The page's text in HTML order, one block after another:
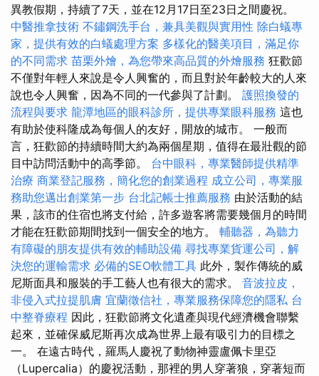
異教假期，持續了7天，並在12月17日至23日之間慶祝。
中醫推拿技術 不鏽鋼洗手台，兼具美觀與實用性 除白蟻專
家，提供有效的白蟻處理方案 多樣化的醫美項目，滿足你
的不同需求 苗栗外燴，為您帶來高品質的外燴服務 狂歡節
不僅對年輕人來說是令人興奮的，而且對於年齡較大的人來
說也令人興奮，因為不同的一代參與了計劃。 護照換發的
流程與要求 龍潭地區的眼科診所，提供專業眼科服務 這也
有助於使科隆成為每個人的友好，開放的城市。 一般而
言，狂歡節的持續時間大約為兩個星期，值得在最壯觀的節
目中訪問活動中的高季節。 台中眼科，專業醫師提供精準
治療 商業登記服務，簡化您的創業過程 成立公司，專業服
務助您邁出創業第一步 台北記帳士推薦服務 由於活動的結
果，該市的住宿也將支付給，許多遊客將需要幾個月的時間
才能在狂歡節期間找到一個安全的地方。 輔聽器，為聽力
有障礙的朋友提供有效的輔助設備 尋找專業貨運公司，解
決您的運輸需求 必備的SEO軟體工具 此外，製作傳統的威
尼斯面具和服裝的手工藝人也有很大的需求。 音波拉皮，
非侵入式拉提肌膚 宜蘭徵信社，專業服務保障您的隱私 台
中整脊療程 因此，狂歡節將文化遺產與現代經濟機會聯繫
起來，並確保威尼斯再次成為世界上最有吸引力的目標之
一。 在遠古時代，羅馬人慶祝了動物神靈盧佩卡里亞
（Lupercalia）的慶祝活動，那裡的男人穿著狼，穿著短而